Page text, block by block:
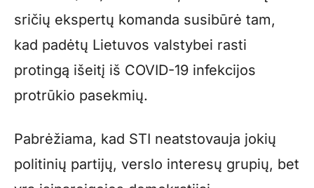
sričių ekspertų komanda susibūrė tam,
kad padėtų Lietuvos valstybei rasti
protingą išeitį iš COVID-19 infekcijos
protrūkio pasekmių.
Pabrėžiama, kad STI neatstovauja jokių
politinių partijų, verslo interesų grupių, bet